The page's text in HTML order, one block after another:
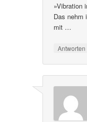
»Vibration
Das nehm
mit …
Antworten